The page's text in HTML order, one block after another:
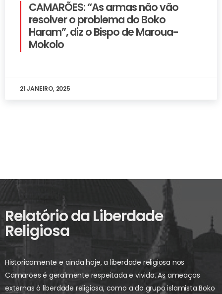
CAMARÕES: “As armas não vão
resolver o problema do Boko
Haram”, diz o Bispo de Maroua-
Mokolo
21 JANEIRO, 2025
Relatório da Liberdade
Religiosa
Historicamente e ainda hoje, a liberdade religiosa nos
Camarões é geralmente respeitada e vivida. As ameaças
externas à liberdade religiosa, como a do grupo islamista Boko